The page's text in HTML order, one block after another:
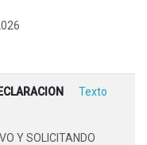
Texto
Y SOLICITANDO